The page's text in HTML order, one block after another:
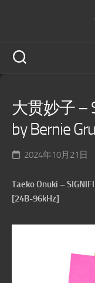
大贯妙子 –
by Bernie
2024年10月21日
Taeko Onuki –
[24B-96kHz]